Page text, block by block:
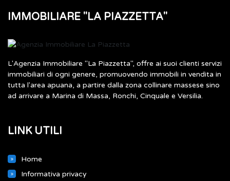
IMMOBILIARE "LA PIAZZETTA"
L'Agenzia Immobiliare "La Piazzetta", offre ai suoi clienti servizi
immobiliari di ogni genere, promuovendo immobili in vendita in
tutta l'area apuana, a partire dalla zona collinare massese sino
ad arrivare a Marina di Massa, Ronchi, Cinquale e Versilia.
LINK UTILI
Home
Informativa privacy